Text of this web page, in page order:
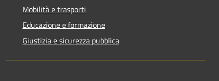
Mobilità e trasporti
Educazione e formazione
Giustizia e sicurezza pubblica